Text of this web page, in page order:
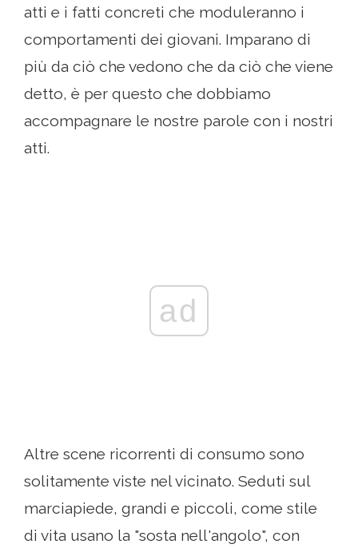
atti e i fatti concreti che moduleranno i
comportamenti dei giovani. Imparano di
più da ciò che vedono che da ciò che viene
detto, è per questo che dobbiamo
accompagnare le nostre parole con i nostri
atti.
ad
Altre scene ricorrenti di consumo sono
solitamente viste nel vicinato. Seduti sul
marciapiede, grandi e piccoli, come stile
di vita usano la "sosta nell'angolo", con